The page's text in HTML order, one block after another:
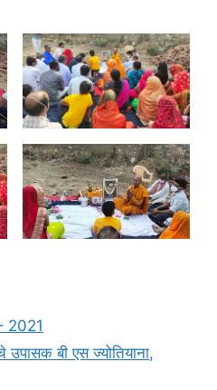
2021
बी एस ज्योतियाना,